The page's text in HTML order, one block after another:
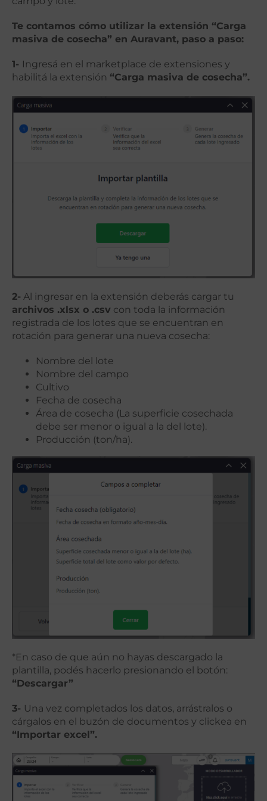
Te contamos cómo utilizar la extensión “Carga
masiva de cosecha” en Auravant, paso a paso:
1- Ingresá en el marketplace de extensiones y
habilitá la extensión “Carga masiva de cosecha”.
2- Al ingresar en la extensión deberás cargar tu
archivos .xlsx o .csv con toda la información
registrada de los lotes que se encuentran en
rotación para generar una nueva cosecha:
Nombre del lote
Nombre del campo
Cultivo
Fecha de cosecha
Área de cosecha (La superficie cosechada
debe ser menor o igual a la del lote).
Producción (ton/ha).
*En caso de que aún no hayas descargado la
plantilla, podés hacerlo presionando el botón:
“Descargar”
3- Una vez completados los datos, arrástralos o
cárgalos en el buzón de documentos y clickea en
“Importar excel”.